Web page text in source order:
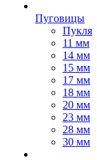
Пуговицы
Пукля
11 мм
14 мм
15 мм
17 мм
18 мм
20 мм
23 мм
28 мм
30 мм